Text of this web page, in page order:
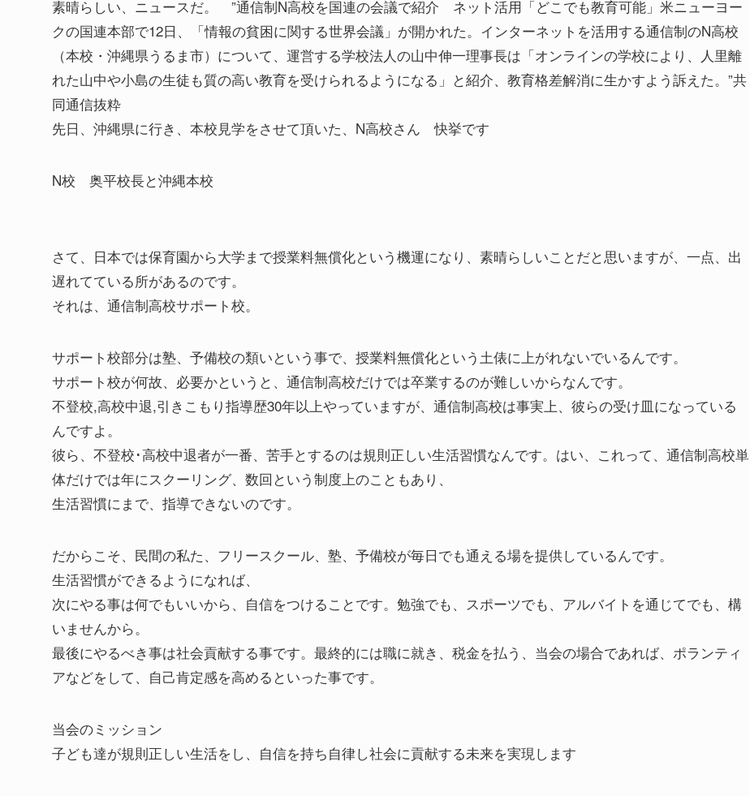
素晴らしい、ニュースだ。 ”通信制N高校を国連の会議で紹介 ネット活用「どこでも教育可能」米ニューヨー
クの国連本部で12日、「情報の貧困に関する世界会議」が開かれた。インターネットを活用する通信制のN高校
（本校・沖縄県うるま市）について、運営する学校法人の山中伸一理事長は「オンラインの学校により、人里離
れた山中や小島の生徒も質の高い教育を受けられるようになる」と紹介、教育格差解消に生かすよう訴えた。”共
同通信抜粋
先日、沖縄県に行き、本校見学をさせて頂いた、N高校さん 快挙です
N校 奥平校長と沖縄本校
さて、日本では保育園から大学まで授業料無償化という機運になり、素晴らしいことだと思いますが、一点、出
遅れてている所があるのです。
それは、通信制高校サポート校。
サポート校部分は塾、予備校の類いという事で、授業料無償化という土俵に上がれないでいるんです。
サポート校が何故、必要かというと、通信制高校だけでは卒業するのが難しいからなんです。
不登校,高校中退,引きこもり指導歴30年以上やっていますが、通信制高校は事実上、彼らの受け皿になっている
んですよ。
彼ら、不登校･高校中退者が一番、苦手とするのは規則正しい生活習慣なんです。はい、これって、通信制高校単
体だけでは年にスクーリング、数回という制度上のこともあり、
生活習慣にまで、指導できないのです。
だからこそ、民間の私た、フリースクール、塾、予備校が毎日でも通える場を提供しているんです。
生活習慣ができるようになれば、
次にやる事は何でもいいから、自信をつけることです。勉強でも、スポーツでも、アルバイトを通じてでも、構
いませんから。
最後にやるべき事は社会貢献する事です。最終的には職に就き、税金を払う、当会の場合であれば、ポランティ
アなどをして、自己肯定感を高めるといった事です。
当会のミッション
子ども達が規則正しい生活をし、自信を持ち自律し社会に貢献する未来を実現します